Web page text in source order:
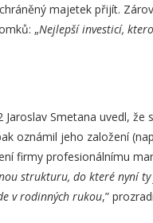
majetek přijít.
„Nejlepší investicí,
Jaroslav Smetana uvedl,
oznámil jeho založení
firmy profesionálnímu
strukturu, do které nyní
v rodinných rukou,”